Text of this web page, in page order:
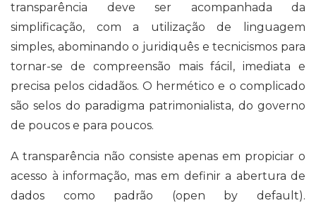
transparência deve ser acompanhada da
simplificação, com a utilização de linguagem
simples, abominando o juridiquês e tecnicismos para
tornar-se de compreensão mais fácil, imediata e
precisa pelos cidadãos. O hermético e o complicado
são selos do paradigma patrimonialista, do governo
de poucos e para poucos.
A transparência não consiste apenas em propiciar o
acesso à informação, mas em definir a abertura de
dados como padrão (open by default).